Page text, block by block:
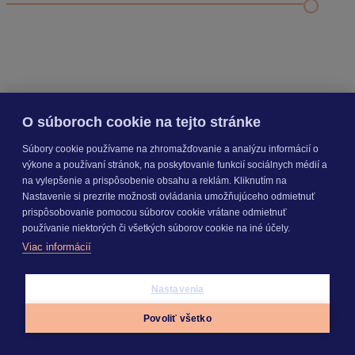
Nastavenie šanónov
SEGMENTY
PRODUKTY
KROS AKADÉMIA
INÉ
OdoberajteNOVINKY
O súboroch cookie na tejto stránke
Súbory cookie používame na zhromažďovanie a analýzu informácií o
výkone a používaní stránok, na poskytovanie funkcií sociálnych médií a
na vylepšenie a prispôsobenie obsahu a reklám. Kliknutím na
Nastavenie si prezrite možnosti ovládania umožňujúceho odmietnuť
prispôsobovanie pomocou súborov cookie vrátane odmietnuť
používanie niektorých či všetkých súborov cookie na iné účely.
Viac informácií
Nastavenia
Povoliť všetko